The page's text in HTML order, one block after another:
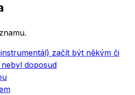
začít být někým či
doposud